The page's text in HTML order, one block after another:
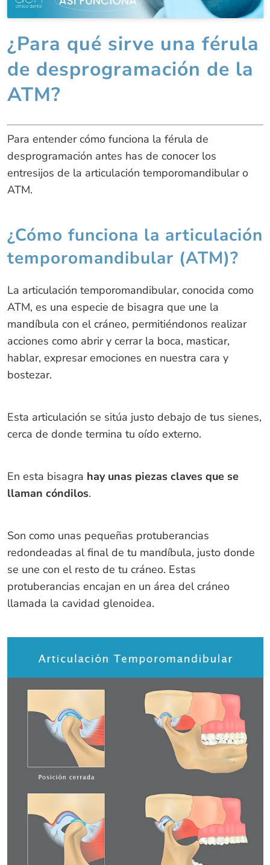
¿Para qué sirve una férula
de desprogramación de la
ATM?
Para entender cómo funciona la férula de
desprogramación antes has de conocer los
entresijos de la articulación temporomandibular o
ATM.
¿Cómo funciona la articulación
temporomandibular (ATM)?
La articulación temporomandibular, conocida como
ATM, es una especie de bisagra que une la
mandíbula con el cráneo, permitiéndonos realizar
acciones como abrir y cerrar la boca, masticar,
hablar, expresar emociones en nuestra cara y
bostezar.
Esta articulación se sitúa justo debajo de tus sienes,
cerca de donde termina tu oído externo.
En esta bisagra hay unas piezas claves que se
llaman cóndilos.
Son como unas pequeñas protuberancias
redondeadas al final de tu mandíbula, justo donde
se une con el resto de tu cráneo. Estas
protuberancias encajan en un área del cráneo
llamada la cavidad glenoidea.